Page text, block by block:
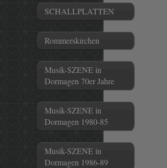
SCHALLPLATTEN
Rommerskirchen
Musik-SZENE in
Dormagen 70er Jahre
Musik-SZENE in
Dormagen 1980-85
Musik-SZENE in
Dormagen 1986-89